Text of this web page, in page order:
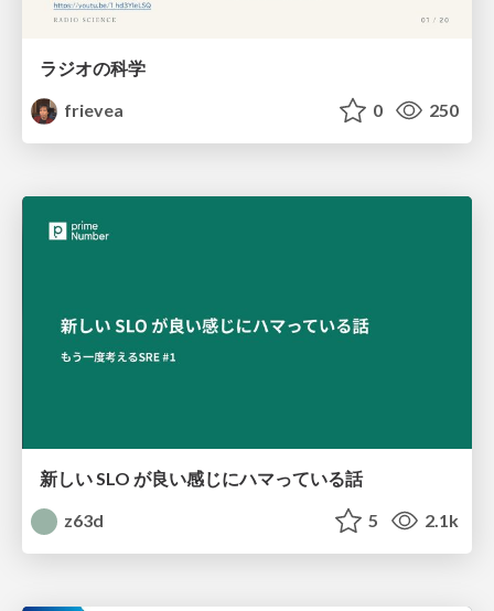
ラジオの科学
frievea
0 250
新しい SLO が良い感じにハマっている話
z63d
5 2.1k